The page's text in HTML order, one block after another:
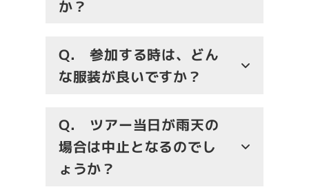
か？
Q.参加する時は、どん
な服装が良いですか？
Q. ツアー当日が雨天の
場合は中止となるのでし
ょうか？